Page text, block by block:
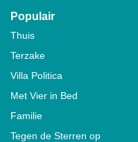
Populair
Thuis
Terzake
Villa Politica
Met Vier in Bed
Familie
Tegen de Sterren op